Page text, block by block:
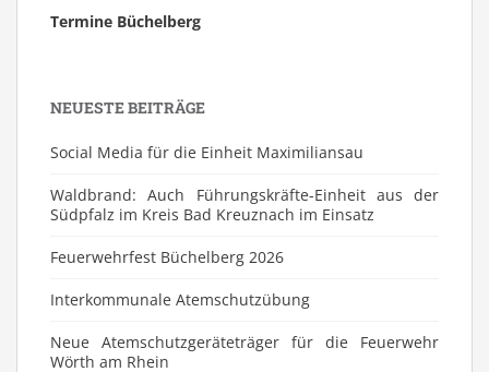
Termine Büchelberg
NEUESTE BEITRÄGE
Social Media für die Einheit Maximiliansau
Waldbrand: Auch Führungskräfte-Einheit aus der
Südpfalz im Kreis Bad Kreuznach im Einsatz
Feuerwehrfest Büchelberg 2026
⁠Interkommunale Atemschutzübung
Neue Atemschutzgeräteträger für die Feuerwehr
Wörth am Rhein